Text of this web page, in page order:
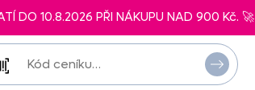
DO 10.8.2026 PŘI NÁKUPU NAD 900 Kč. 🚀